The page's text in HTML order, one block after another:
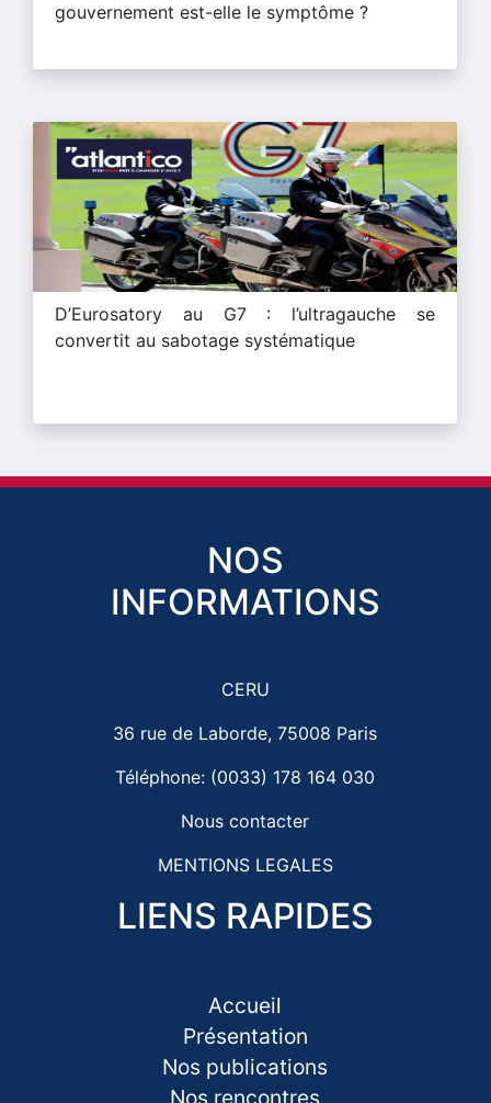
gouvernement est-elle le symptôme ?
D’Eurosatory au G7 : l’ultragauche se
convertit au sabotage systématique
NOS
INFORMATIONS
CERU
36 rue de Laborde, 75008 Paris
Téléphone: (0033) 178 164 030
Nous contacter
MENTIONS LEGALES
LIENS RAPIDES
Accueil
Présentation
Nos publications
Nos rencontres